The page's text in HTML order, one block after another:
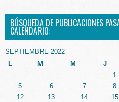
BÚSQUEDA DE PUBLICACIONES
CALENDARIO:
SEPTIEMBRE 2022
L
M M J
1
5
6 7 8
12
13 14 15